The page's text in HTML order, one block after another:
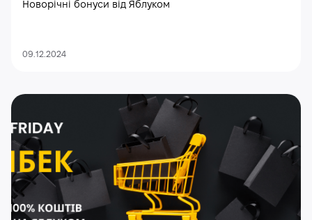
Новорічні бонуси від Яблуком
09.12.2024